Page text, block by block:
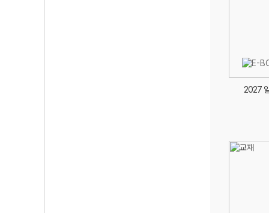
2027